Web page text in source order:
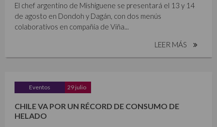
El chef argentino de Mishiguene se presentará el 13 y 14
de agosto en Dondoh y Dagán, con dos menús
colaborativos en compañía de Viña...
LEER MÁS
Eventos 29 julio
CHILE VA POR UN RÉCORD DE CONSUMO DE
HELADO